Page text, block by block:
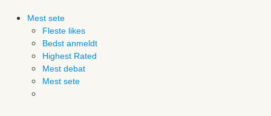
Mest sete
Fleste likes
Bedst anmeldt
Highest Rated
Mest debat
Mest sete